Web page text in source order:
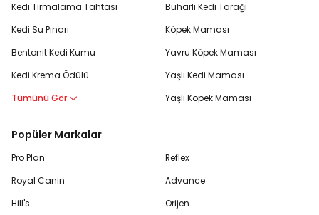
Kedi Tırmalama Tahtası
Kedi Su Pınarı
Bentonit Kedi Kumu
Kedi Krema Ödülü
Tümünü Gör
Buharlı Kedi Tarağı
Köpek Maması
Yavru Köpek Maması
Yaşlı Kedi Maması
Yaşlı Köpek Maması
Popüler Markalar
Pro Plan
Royal Canin
Hill's
Reflex
Advance
Orijen